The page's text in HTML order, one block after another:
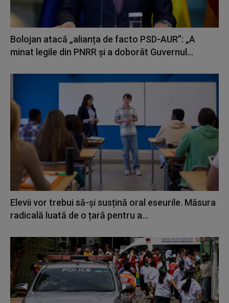
Bolojan atacă „alianța de facto PSD-AUR”: „A
minat legile din PNRR și a doborât Guvernul...
Elevii vor trebui să-și susțină oral eseurile. Măsura
radicală luată de o țară pentru a...